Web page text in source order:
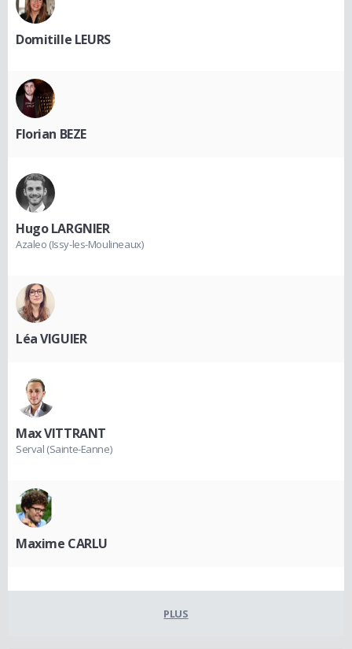
Domitille LEURS
Florian BEZE
Hugo LARGNIER
Azaleo (Issy-les-Moulineaux)
Léa VIGUIER
Max VITTRANT
Serval (Sainte-Eanne)
Maxime CARLU
PLUS